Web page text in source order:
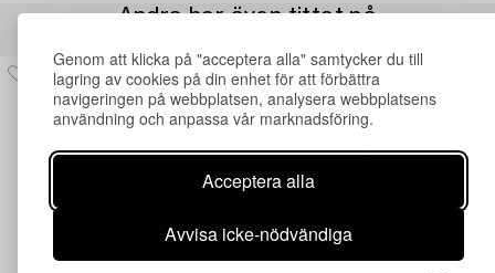
Genom att klicka på "acceptera alla" samtycker du till
lagring av cookies på din enhet för att förbättra
navigeringen på webbplatsen, analysera webbplatsens
användning och anpassa vår marknadsföring.
Acceptera alla
Avvisa icke-nödvändiga
Andra har även tittat på